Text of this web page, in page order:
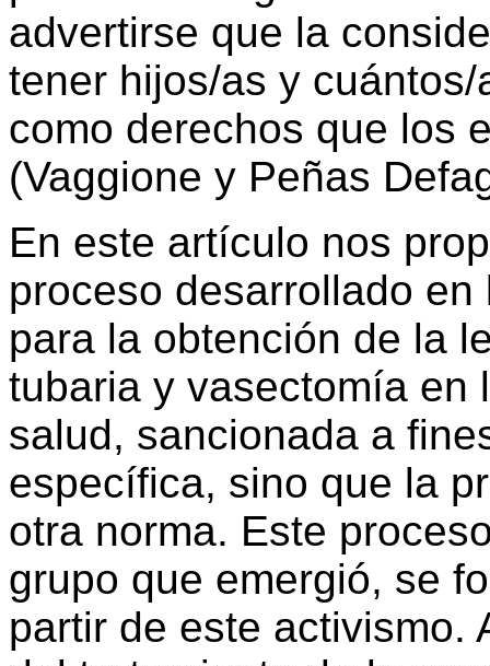
advertirse que la
tener hijos/as y
como derechos que los
(Vaggione y Peñas
En este artículo nos
proceso desarrollado
para la obtención de la
tubaria y vasectomía en
salud, sancionada a
específica, sino que la
otra norma. Este
grupo que emergió, se
partir de este activismo.